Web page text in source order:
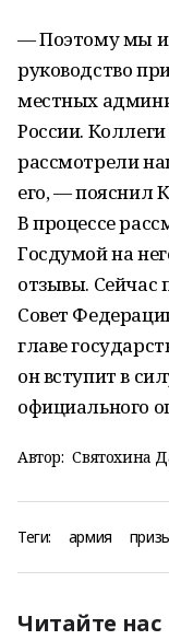
— Поэтому мы и
руководство
местных
России.
рассмотрели
его, — пояснил
В процессе
Госдумой на
отзывы. Сейчас
Совет
главе
он вступит в
официального
Автор: Святохина
Теги: армия
Читайте нас